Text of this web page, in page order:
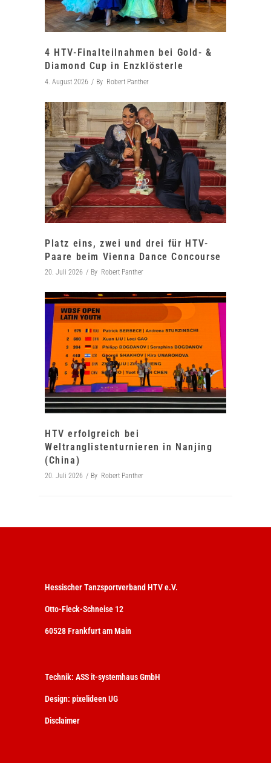
4 HTV-Finalteilnahmen bei Gold- &
Diamond Cup in Enzklösterle
4. August 2026 By Robert Panther
Platz eins, zwei und drei für HTV-
Paare beim Vienna Dance Concourse
20. Juli 2026 By Robert Panther
HTV erfolgreich bei
Weltranglistenturnieren in Nanjing
(China)
20. Juli 2026 By Robert Panther
Hessischer Tanzsportverband HTV e.V.
Otto-Fleck-Schneise 12
60528 Frankfurt am Main
Technik: ASS it-systemhaus GmbH
Design: pixelideen UG
Disclaimer